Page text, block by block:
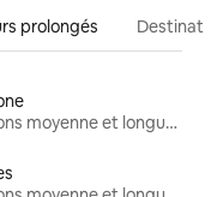
prolongés
Locations moyenne et longue durée